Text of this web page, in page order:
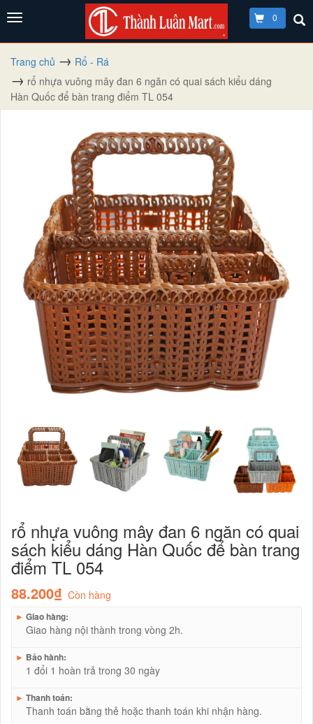
0
Trang chủ
Rổ - Rá
rổ nhựa vuông mây đan 6 ngăn có quai sách kiểu dáng
Hàn Quốc để bàn trang điểm TL 054
rổ nhựa vuông mây đan 6 ngăn có quai
sách kiểu dáng Hàn Quốc để bàn trang
điểm TL 054
88.200₫ Còn hàng
► Giao hàng:
Giao hàng nội thành trong vòng 2h.
► Bảo hành:
1 đổi 1 hoàn trả trong 30 ngày
► Thanh toán:
Thanh toán bằng thẻ hoặc thanh toán khi nhận hàng.